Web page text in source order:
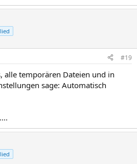
#19
alle temporären Dateien und in
sage: Automatisch